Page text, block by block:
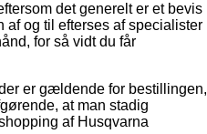
det generelt er et bevis
og til efterses af specialister
for så vidt du får
er gældende for bestillingen,
at man stadig
af Husqvarna